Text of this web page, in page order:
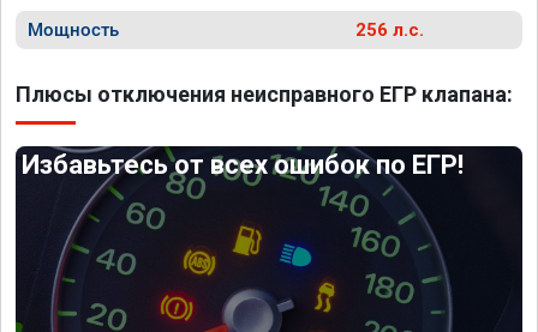
Мощность 256 л.с.
Плюсы отключения неисправного ЕГР клапана:
Избавьтесь от всех ошибок по ЕГР!